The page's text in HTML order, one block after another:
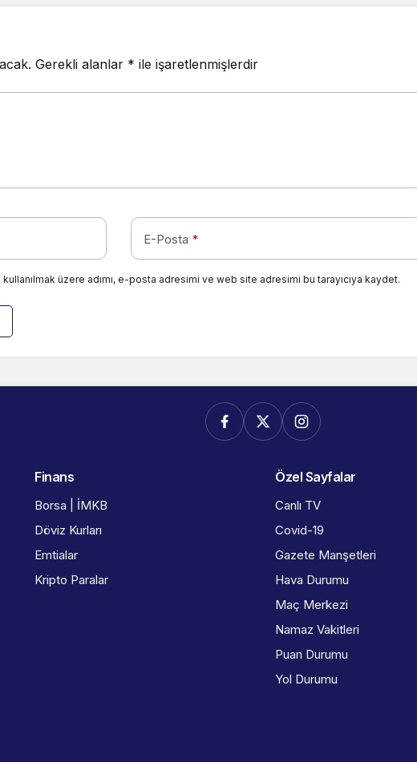
Gerekli alanlar * ile işaretlenmişlerdir
E-Posta *
üzere adımı, e-posta adresimi ve web site adresimi bu tarayıcıya kaydet.
Finans
Borsa | İMKB
Döviz Kurları
Emtialar
Kripto Paralar
Özel Sayfalar
Canlı TV
Covid-19
Gazete Manşetleri
Hava Durumu
Maç Merkezi
Namaz Vakitleri
Puan Durumu
Yol Durumu